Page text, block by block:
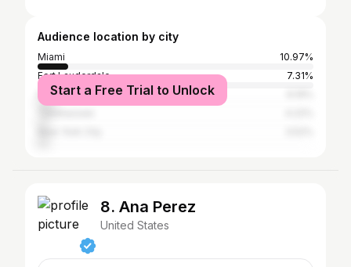
Audience location by city
Miami
10.97%
Fort Lauderdale
7.31%
Plantation
Start a Free Trial to Unlock
8. Ana Perez
United States